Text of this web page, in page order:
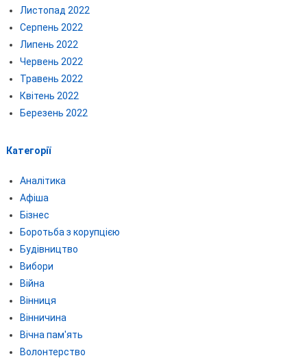
Листопад 2022
Серпень 2022
Липень 2022
Червень 2022
Травень 2022
Квітень 2022
Березень 2022
Категорії
Аналітика
Афіша
Бізнес
Боротьба з корупцією
Будівництво
Вибори
Війна
Вінниця
Вінничина
Вічна пам'ять
Волонтерство